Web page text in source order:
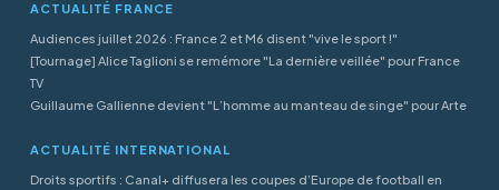
ACTUALITÉ FRANCE
Audiences juillet 2026 : France 2 et M6 disent "vive le sport !"
[Tournage] Alice Taglioni se remémore "La dernière veillée" pour France
TV
Guillaume Gallienne devient "L’homme au manteau de singe" pour Arte
ACTUALITÉ INTERNATIONAL
Droits sportifs : Canal+ diffusera les coupes d’Europe de football en